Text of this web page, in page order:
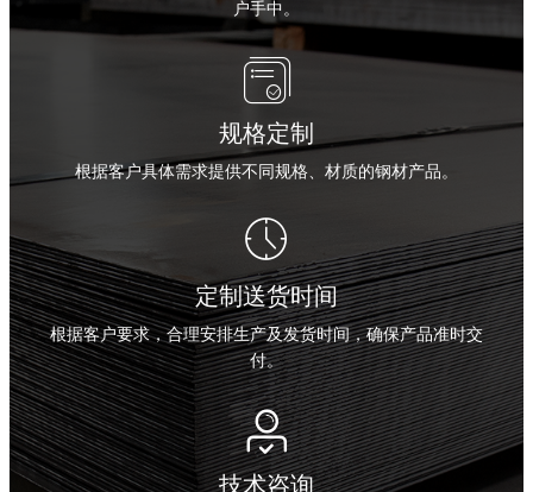
户手中。

规格定制
根据客户具体需求提供不同规格、材质的钢材产品。

定制送货时间
根据客户要求，合理安排生产及发货时间，确保产品准时交
付。
